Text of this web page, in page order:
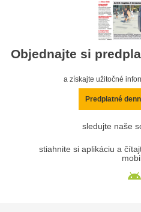
Objednajte si
a získajte užitočné
Predplatné
sledujte naše
stiahnite si aplikáciu a